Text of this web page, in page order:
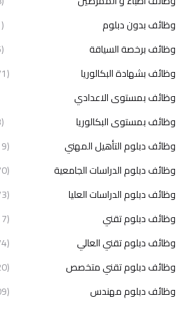
وظائف بدون دبلوم
(311)
وظائف برخصة السياقة
(575)
وظائف بشهادة البكالوريا
(1471)
وظائف بمستوى الاعدادي
وظائف بمستوى البكالوريا
(483)
وظائف دبلوم التأهيل المهني
(1619)
وظائف دبلوم الدراسات الجامعية
(1470)
وظائف دبلوم الدراسات العليا
(1673)
وظائف دبلوم تقني
(2717)
وظائف دبلوم تقني العالي
(1274)
وظائف دبلوم تقني متخصص
(3620)
وظائف دبلوم مهندس
(1409)